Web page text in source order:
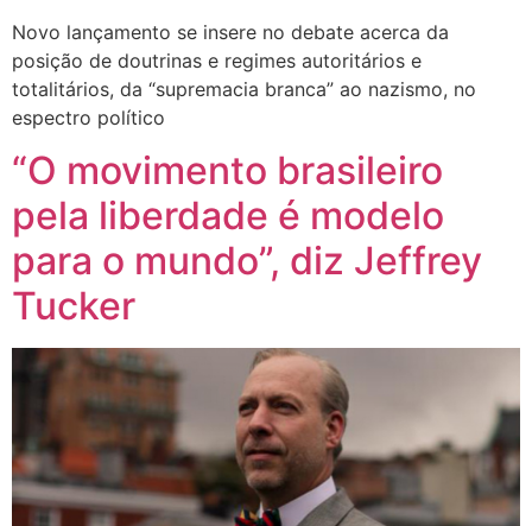
Novo lançamento se insere no debate acerca da
posição de doutrinas e regimes autoritários e
totalitários, da “supremacia branca” ao nazismo, no
espectro político
“O movimento brasileiro
pela liberdade é modelo
para o mundo”, diz Jeffrey
Tucker